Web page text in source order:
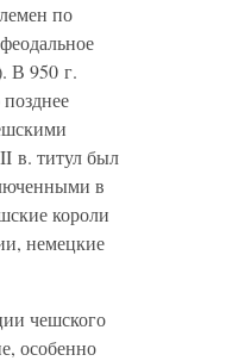
по
В 950 г.
в. титул был
в
короли
немецкие
чешского
особенно